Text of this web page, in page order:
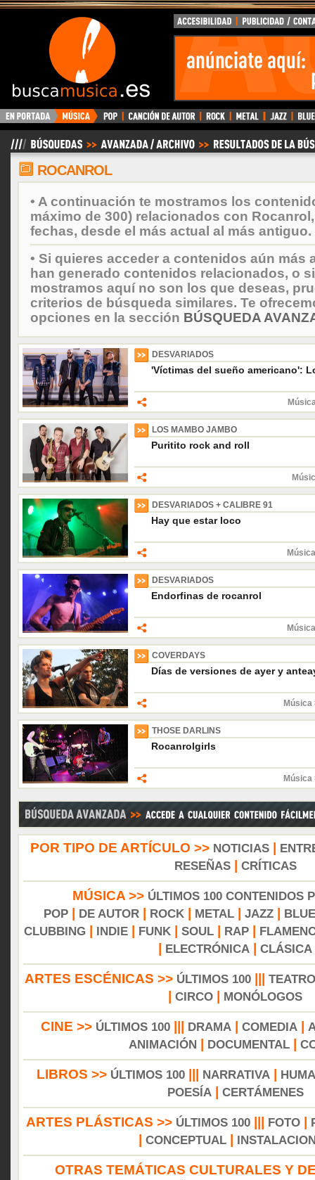
BuscaMusica.es
ROCANROL
• A continuación te mostramos los
máximo de 300) relacionados con
fechas, desde el más actual al más antiguo.
• Si quieres acceder a contenidos aún más
han generado contenidos relacionados, o
mostramos aquí no son los que deseas,
criterios de búsqueda similares. Te
opciones en la sección BÚSQUEDA
DESVARIADOS
'Víctimas del sueño americano':
LOS MAMBO JAMBO
Puritito rock and roll
DESVARIADOS + CALIBRE 91
Hay que estar loco
DESVARIADOS
Endorfinas de rocanrol
COVERDAYS
Días de versiones de ayer y
Música
THOSE DARLINS
Rocanrolgirls
Música
POR TIPO DE ARTÍCULO >> NOTICIAS|
RESEÑAS| CRÍTICAS
MÚSICA >> ÚLTIMOS 100 CONTENIDOS
POP
DE AUTOR ROCK METAL JAZZ
CLUBBING
INDIE FUNK SOUL RAP
ELECTRÓNICA CLÁSICA
ARTES ESCÉNICAS >> ÚLTIMOS 100||| TEATRO
CIRCO MONÓLOGOS
CINE >> ÚLTIMOS 100 DRAMA COMEDIA
ANIMACIÓN
DOCUMENTAL|
LIBROS >> ÚLTIMOS 100 NARRATIVA
POESÍA| CERTÁMENES
ARTES PLÁSTICAS >> ÚLTIMOS 100 FOTO
CONCEPTUAL
OTRAS TEMÁTICAS CULTURALES Y